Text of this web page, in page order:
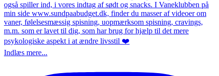
Indlæs mere...